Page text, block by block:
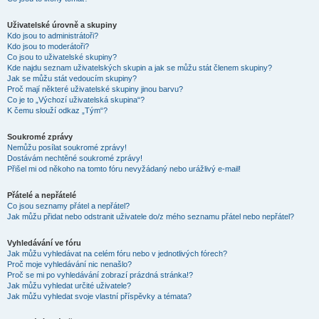
Uživatelské úrovně a skupiny
Kdo jsou to administrátoři?
Kdo jsou to moderátoři?
Co jsou to uživatelské skupiny?
Kde najdu seznam uživatelských skupin a jak se můžu stát členem skupiny?
Jak se můžu stát vedoucím skupiny?
Proč mají některé uživatelské skupiny jinou barvu?
Co je to „Výchozí uživatelská skupina“?
K čemu slouží odkaz „Tým“?
Soukromé zprávy
Nemůžu posílat soukromé zprávy!
Dostávám nechtěné soukromé zprávy!
Přišel mi od někoho na tomto fóru nevyžádaný nebo urážlivý e-mail!
Přátelé a nepřátelé
Co jsou seznamy přátel a nepřátel?
Jak můžu přidat nebo odstranit uživatele do/z mého seznamu přátel nebo nepřátel?
Vyhledávání ve fóru
Jak můžu vyhledávat na celém fóru nebo v jednotlivých fórech?
Proč moje vyhledávání nic nenašlo?
Proč se mi po vyhledávání zobrazí prázdná stránka!?
Jak můžu vyhledat určité uživatele?
Jak můžu vyhledat svoje vlastní příspěvky a témata?